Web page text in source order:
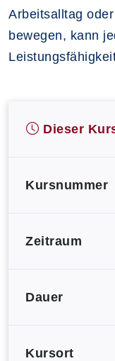
Arbeitsalltag
bewegen, kann
Dieser
Kursnummer
Zeitraum
Dauer
Kursort